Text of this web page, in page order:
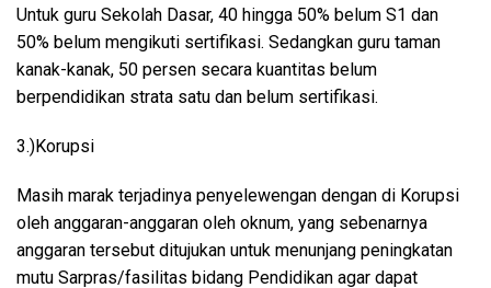
Untuk guru Sekolah Dasar, 40 hingga 50% belum S1 dan
50% belum mengikuti sertifikasi. Sedangkan guru taman
kanak-kanak, 50 persen secara kuantitas belum
berpendidikan strata satu dan belum sertifikasi.
3.)Korupsi
Masih marak terjadinya penyelewengan dengan di Korupsi
oleh anggaran-anggaran oleh oknum, yang sebenarnya
anggaran tersebut ditujukan untuk menunjang peningkatan
mutu Sarpras/fasilitas bidang Pendidikan agar dapat